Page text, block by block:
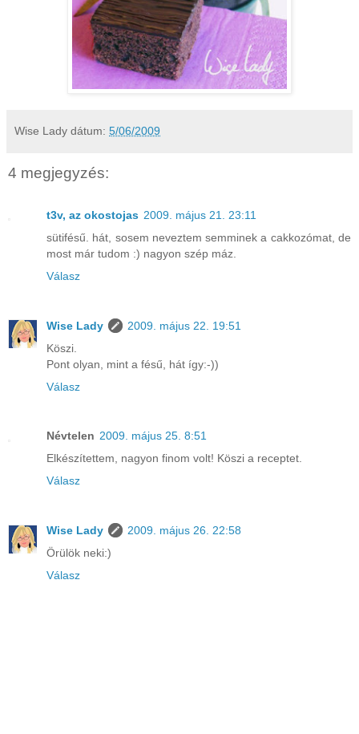
Wise Lady dátum: 5/06/2009
4 megjegyzés:
t3v, az okostojas 2009. május 21. 23:11
sütifésű. hát, sosem neveztem semminek a cakkozómat, de
most már tudom :) nagyon szép máz.
Válasz
Wise Lady
2009. május 22. 19:51
Köszi.
Pont olyan, mint a fésű, hát így:-))
Válasz
Névtelen 2009. május 25. 8:51
Elkészítettem, nagyon finom volt! Köszi a receptet.
Válasz
Wise Lady
2009. május 26. 22:58
Örülök neki:)
Válasz